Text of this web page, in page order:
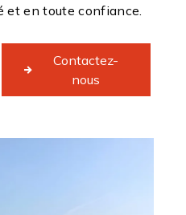
et en toute confiance.
Contactez-
nous